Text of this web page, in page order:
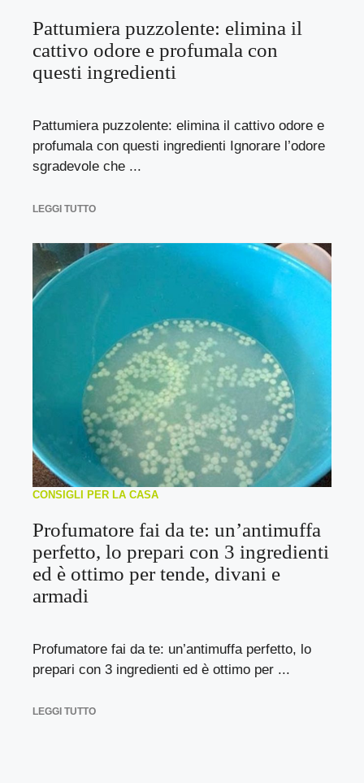
Pattumiera puzzolente: elimina il
cattivo odore e profumala con
questi ingredienti
Pattumiera puzzolente: elimina il cattivo odore e
profumala con questi ingredienti Ignorare l’odore
sgradevole che ...
LEGGI TUTTO
CONSIGLI PER LA CASA
Profumatore fai da te: un’antimuffa
perfetto, lo prepari con 3 ingredienti
ed è ottimo per tende, divani e
armadi
Profumatore fai da te: un’antimuffa perfetto, lo
prepari con 3 ingredienti ed è ottimo per ...
LEGGI TUTTO